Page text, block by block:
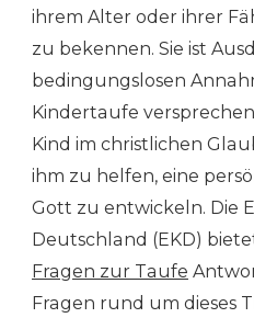
ihrem Alter oder ihrer
zu bekennen. Sie ist
bedingungslosen
Kindertaufe
Kind im christlichen
ihm zu helfen, eine
Gott zu entwickeln. Die
Deutschland (EKD)
Fragen zur Taufe
Fragen rund um dieses